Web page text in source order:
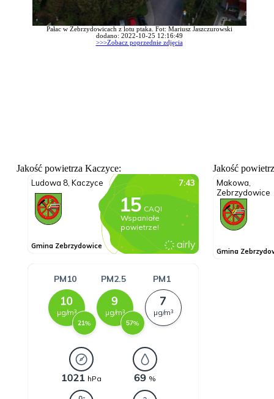
Pałac w Zebrzydowicach z lotu ptaka. Fot: Mariusz Jaszczurowski
dodano: 2022-10-25 12:16:49
>>>Zobacz poprzednie zdjęcia
Jakość powietrza Kaczyce: Jakość